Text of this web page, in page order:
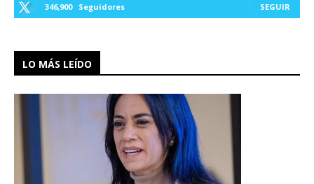
346,900 Seguidores SEGUIR
LO MÁS LEÍDO